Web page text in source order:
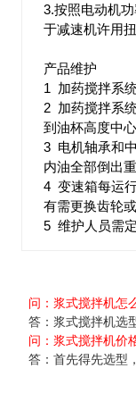
3.按照电动机
于减速机许用
产品维护
1 加药搅拌系
2 加药搅拌系
到油杯高度中
3 电机轴承和
内油全部倒出
4 变速箱每运
有需更换齿轮
5 维护人员需
问：浆式搅拌机怎
答：浆式搅拌机选
问： 浆式搅拌机价
答：首先得先选型